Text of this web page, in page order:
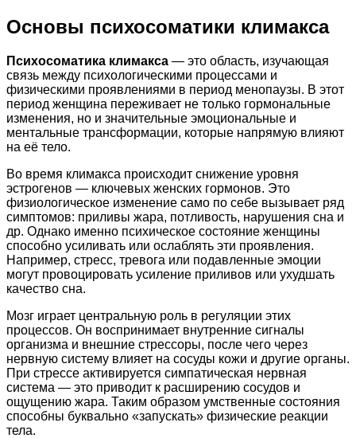
Основы психосоматики климакса
Психосоматика климакса — это область, изучающая
связь между психологическими процессами и
физическими проявлениями в период менопаузы. В этот
период женщина переживает не только гормональные
изменения, но и значительные эмоциональные и
ментальные трансформации, которые напрямую влияют
на её тело.
Во время климакса происходит снижение уровня
эстрогенов — ключевых женских гормонов. Это
физиологическое изменение само по себе вызывает ряд
симптомов: приливы жара, потливость, нарушения сна и
др. Однако именно психическое состояние женщины
способно усиливать или ослаблять эти проявления.
Например, стресс, тревога или подавленные эмоции
могут провоцировать усиление приливов или ухудшать
качество сна.
Мозг играет центральную роль в регуляции этих
процессов. Он воспринимает внутренние сигналы
организма и внешние стрессоры, после чего через
нервную систему влияет на сосуды кожи и другие органы.
При стрессе активируется симпатическая нервная
система — это приводит к расширению сосудов и
ощущению жара. Таким образом умственные состояния
способны буквально «запускать» физические реакции
тела.